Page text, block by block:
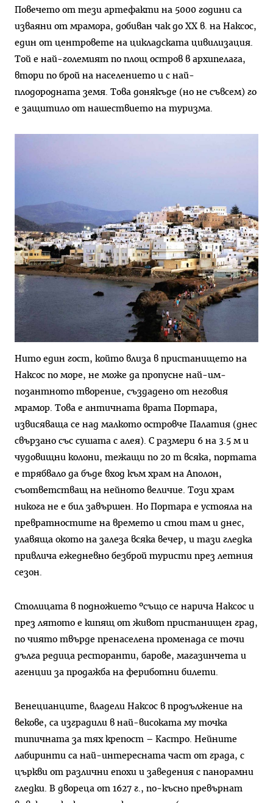
Повечето от тези артефакти на 5000 години са
изваяни от мрамо­ра, добиван чак до XX в. на Наксос,
един от центровете на цикладска­та цивилизация.
Той е най-големи­ят по площ остров в архипелага,
втори по брой на населението и с най-
плодородната земя. Това доня­къде (но не съвсем) го
е защитило от нашествието на туризма.
Нито един гост, който вли­за в пристанището на
Наксос по море, не може да пропусне най-им­
позантното творение, създадено от неговия
мрамор. Това е антич­ната врата Портара,
извисяваща се над малкото островче Палатия (днес
свързано със сушата с алея). С размери 6 на 3.5 м и
чудовищни колони, тежащи по 20 т всяка, портата
е трябвало да бъде вход към храм на Аполон,
съответ­стващ на нейното величие. Този храм
никога не е бил завършен. Но Портара е устояла на
преврат­ностите на времето и стои там и днес,
улавяща окото на залеза всяка вечер, и тази гледка
привли­ча ежедневно безброй туристи през летния
сезон.
Столицата в подножието ºсъщо се нарича Наксос и
през ля­тото е кипящ от живот приста­нищен град,
по чиято твърде пре­населена променада се точи
дълга редица ресторанти, барове, мага­зинчета и
агенции за продажба на фериботни билети.
Венецианците, владели Нак­сос в продължение на
векове, са изградили в най-високата му точ­ка
типичната за тях крепост – Кастро. Нейните
лабиринти са най-интересната част от града, с
църкви от различни епохи и за­ведения с панорамни
гледки. В двореца от 1627 г., по-късно пре­върнат